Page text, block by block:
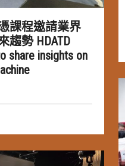
課程邀請業界
趨勢 HDATD
share insights on